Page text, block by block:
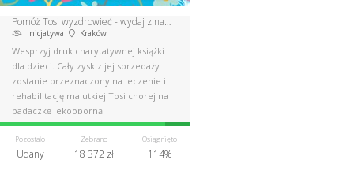
Pomóż Tosi wyzdrowieć - wydaj z nami książkę charytatywną!
Inicjatywa Kraków
Wesprzyj druk charytatywnej książki
dla dzieci. Cały zysk z jej sprzedaży
zostanie przeznaczony na leczenie i
rehabilitację malutkiej Tosi chorej na
padaczkę lekooporną.
Pozostało
Udany
Zebrano
18 372 zł
Osiągnięto
114%